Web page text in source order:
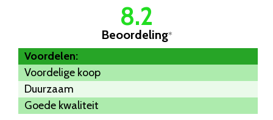
8.2
Beoordeling*
Voordelen:
Voordelige koop
Duurzaam
Goede kwaliteit